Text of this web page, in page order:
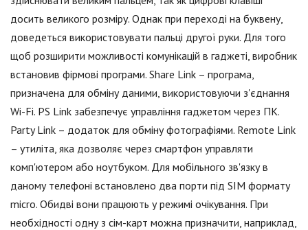
досить великого розміру. Однак при переході на буквену,
доведеться використовувати пальці другої руки. Для того
щоб розширити можливості комунікацій в гаджеті, виробник
встановив фірмові програми. Share Link – програма,
призначена для обміну даними, використовуючи з'єднання
Wi-Fi. PS Link забезпечує управління гаджетом через ПК.
Party Link – додаток для обміну фотографіями. Remote Link
– утиліта, яка дозволяє через смартфон управляти
комп'ютером або ноутбуком. Для мобільного зв'язку в
даному телефоні встановлено два порти під SIM формату
micro. Обидві вони працюють у режимі очікування. При
необхідності одну з сім-карт можна призначити, наприклад,